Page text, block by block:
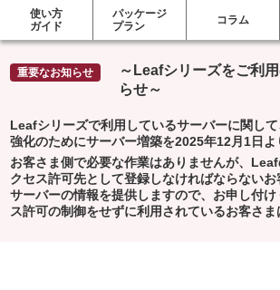
使い方
ガイド
パッケージ
プラン
コラム
～Leafシリーズをご利
らせ～
Leafシリーズで利用しているサーバーに関し
強化のためにサーバー増築を2025年12月1日よ
お客さま側で必要な作業はありませんが、
クセス許可先として登録しなければならない
サーバーの情報を提供しますので、お申し付
ス許可の制御をせずに利用されているお客さま